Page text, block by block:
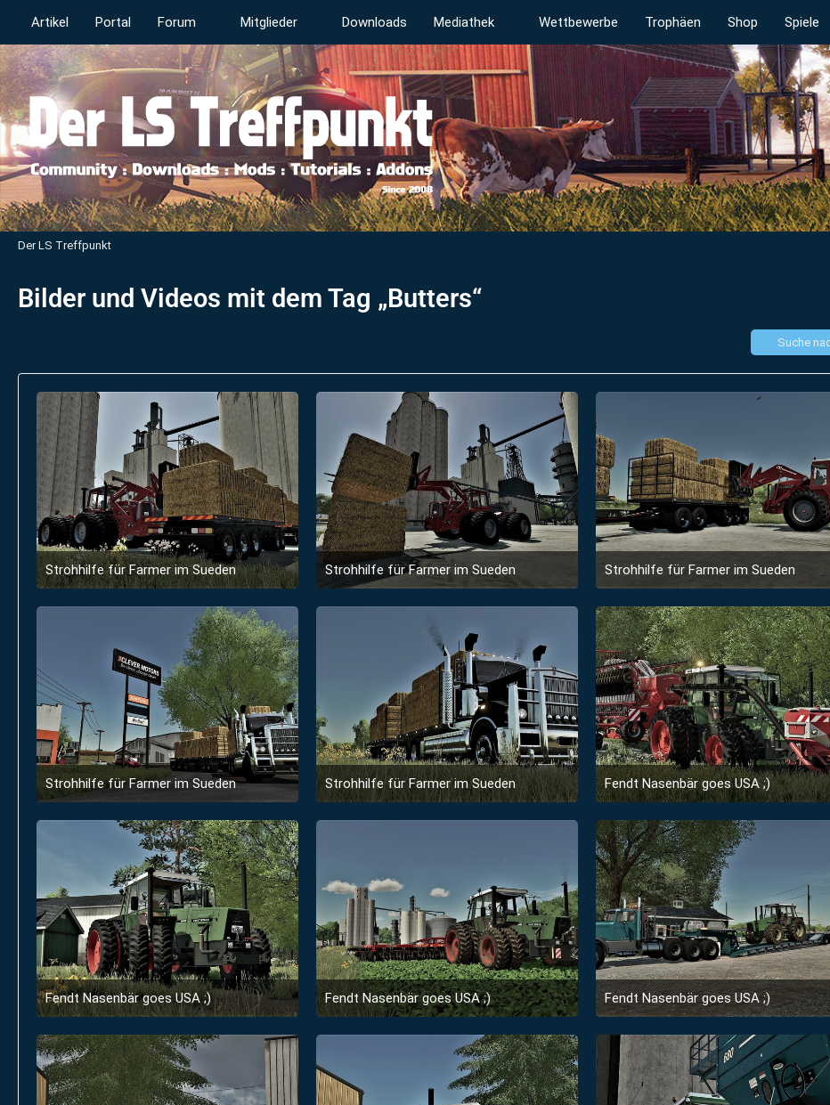
Artikel Portal Forum Mitglieder Downloads Mediathek Wettbewerbe Trophäen Shop Spiele
Der LS Treffpunkt
Bilder und Videos mit dem Tag „Butters“
Suche
Strohhilfe für Farmer im Sueden
31. Januar 2023 um 07:42
3
Strohhilfe für Farmer im Sueden
31. Januar 2023 um 07:42
3
Strohhilfe für Farmer im Sueden
31. Januar 2023 um 07:42
3
Strohhilfe für Farmer im Sueden
31. Januar 2023 um 07:42
3
Strohhilfe für Farmer im Sueden
31. Januar 2023 um 07:42
3
Fendt Nasenbär goes USA ;)
21. September 2022 um
2
Fendt Nasenbär goes USA ;)
21. September 2022 um 13:22
1
Fendt Nasenbär goes USA ;)
21. September 2022 um 13:22
Fendt Nasenbär goes USA ;)
21. September 2022 um
1